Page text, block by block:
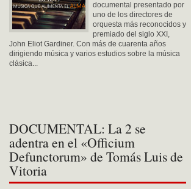
documental presentado por
uno de los directores de
orquesta más reconocidos y
premiado del siglo XXI,
John Eliot Gardiner. Con más de cuarenta años
dirigiendo música y varios estudios sobre la música
clásica...
DOCUMENTAL: La 2 se
adentra en el «Officium
Defunctorum» de Tomás Luis de
Vitoria